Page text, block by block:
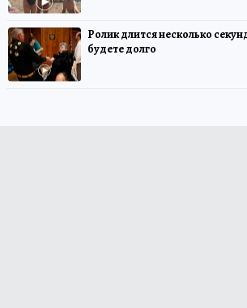
Ролик длится несколько
будете долго